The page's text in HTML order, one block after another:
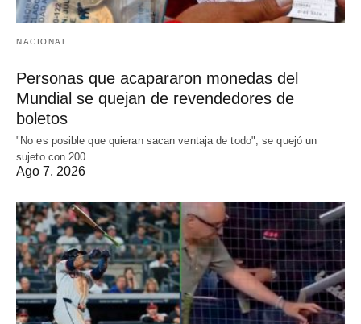
NACIONAL
Personas que acapararon monedas del
Mundial se quejan de revendedores de
boletos
"No es posible que quieran sacan ventaja de todo", se quejó un
sujeto con 200…
Ago 7, 2026